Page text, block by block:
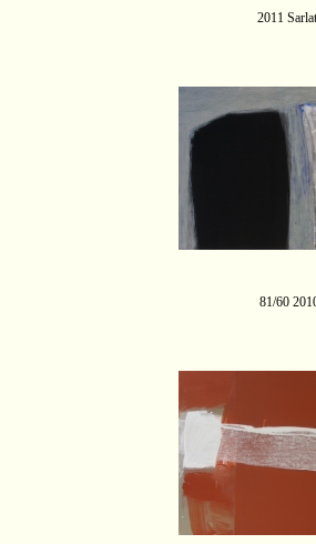
2011
81/60